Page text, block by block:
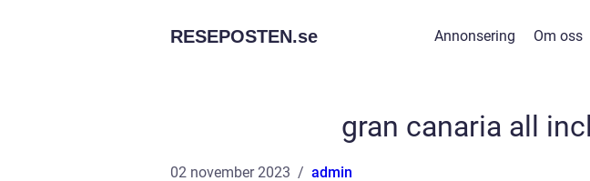
RESEPOSTEN.se Annonsering Om oss
gran canaria all
02 november 2023 admin